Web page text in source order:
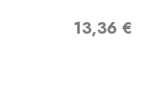
Precio
13,36 €